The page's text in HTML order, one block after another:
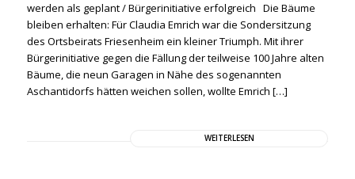
werden als geplant / Bürgerinitiative erfolgreich Die Bäume
bleiben erhalten: Für Claudia Emrich war die Sondersitzung
des Ortsbeirats Friesenheim ein kleiner Triumph. Mit ihrer
Bürgerinitiative gegen die Fällung der teilweise 100 Jahre alten
Bäume, die neun Garagen in Nähe des sogenannten
Aschantidorfs hätten weichen sollen, wollte Emrich […]
WEITERLESEN